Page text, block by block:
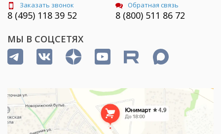
Заказать звонок
8 (495) 118 39 52
Обратная связь
8 (800) 511 86 72
МЫ В СОЦСЕТЯХ